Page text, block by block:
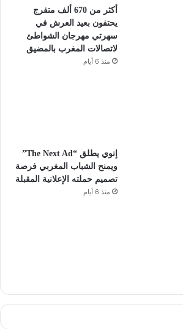
أكثر من 670 ألف متفرج
يحتفون بعيد العرش في
سهرتي مهرجان الشواطئ
لاتصالات المغرب بالمضيق
منذ 6 أيام
إنوي يطلق “The Next Ad”
ويمنح الشباب المغربي فرصة
تصميم حملته الإعلانية المقبلة
منذ 6 أيام